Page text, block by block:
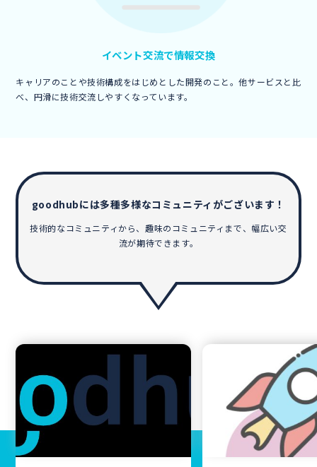
イベント交流で情報交換
キャリアのことや技術構成をはじめとした開発のこと。他サービスと比
べ、円滑に技術交流しやすくなっています。
goodhubには多種多様なコミュニティがございます！
技術的なコミュニティから、趣味のコミュニティまで、幅広い交
流が期待できます。